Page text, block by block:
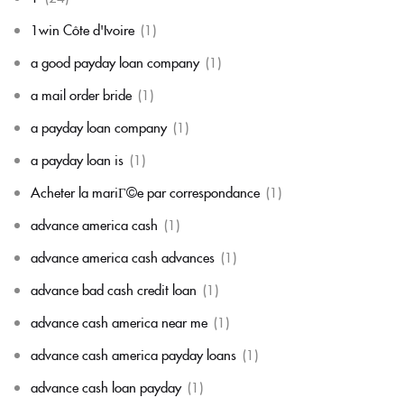
1win Côte d'Ivoire (1)
a good payday loan company (1)
a mail order bride (1)
a payday loan company (1)
a payday loan is (1)
Acheter la mariГ©e par correspondance (1)
advance america cash (1)
advance america cash advances (1)
advance bad cash credit loan (1)
advance cash america near me (1)
advance cash america payday loans (1)
advance cash loan payday (1)